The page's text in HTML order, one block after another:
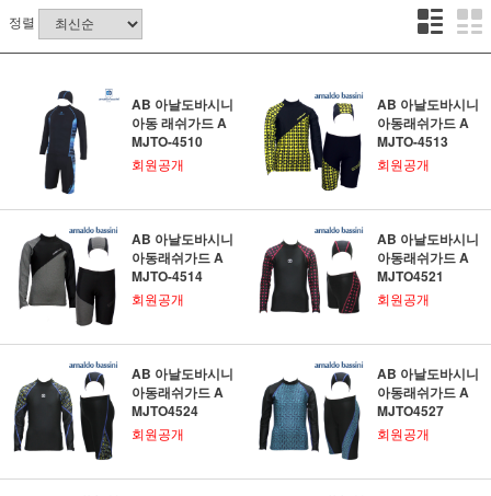
정렬
AB 아날도바시니
아동 래쉬가드 A
MJTO-4510
회원공개
AB 아날도바시니
아동래쉬가드 A
MJTO-4513
회원공개
AB 아날도바시니
아동래쉬가드 A
MJTO-4514
회원공개
AB 아날도바시니
아동래쉬가드 A
MJTO4521
회원공개
AB 아날도바시니
아동래쉬가드 A
MJTO4524
회원공개
AB 아날도바시니
아동래쉬가드 A
MJTO4527
회원공개